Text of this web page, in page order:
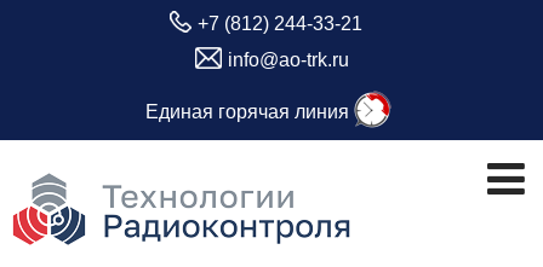
+7 (812) 244-33-21
info@ao-trk.ru
Единая горячая линия